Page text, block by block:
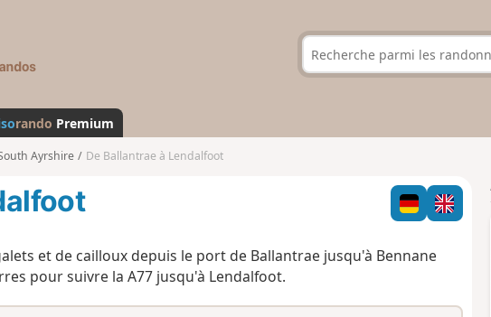
s
a
n
d
rando Premium
Ayrshire De Ballantrae à Lendalfoot
et de cailloux depuis le port de Ballantrae jusqu'à Bennane
pour suivre la A77 jusqu'à Lendalfoot.